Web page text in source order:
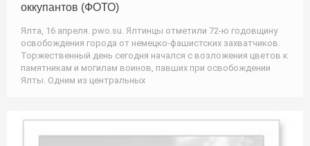
оккупантов (ФОТО)
Ялта, 16 апреля. pwo.su. Ялтинцы отметили 72-ю годовщину
освобождения города от немецко-фашистских захватчиков.
Торжественный день сегодня начался с возложения цветов к
памятникам и могилам воинов, павших при освобождении
Ялты. Одним из центральных